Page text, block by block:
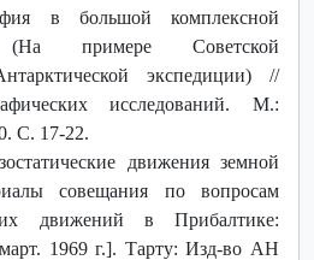
в большой комплексной
(На примере Советской
экспедиции) //
исследований. М.:
С. 17-22.
движения земной
совещания по вопросам
движений в Прибалтике:
1969 г.]. Тарту: Изд-во АН